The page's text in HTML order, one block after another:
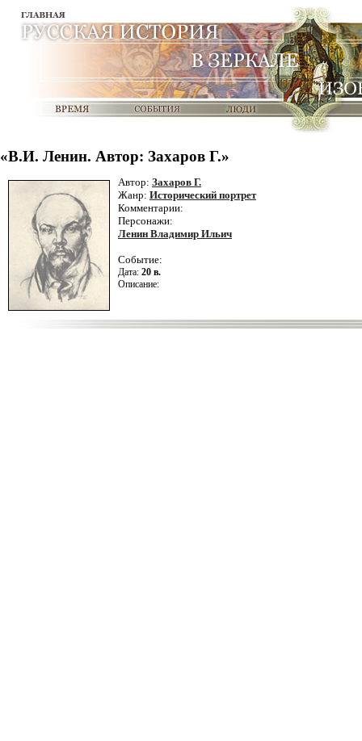
«В.И. Ленин. Автор: Захаров Г.»
Автор: Захаров Г.
Жанр: Исторический портрет
Комментарии:
Персонажи:
Ленин Владимир Ильич
Событие:
Дата: 20 в.
Описание: